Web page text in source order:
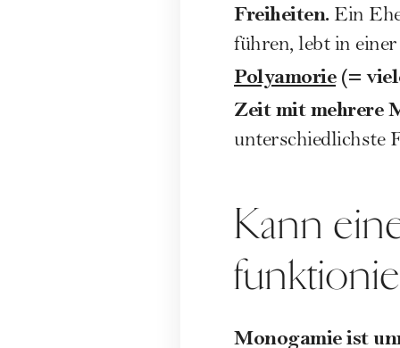
Freiheiten. Ein
führen, lebt in
Polyamorie (=
Zeit mit mehrere
unterschiedlichste
Kann
Monogamie ist